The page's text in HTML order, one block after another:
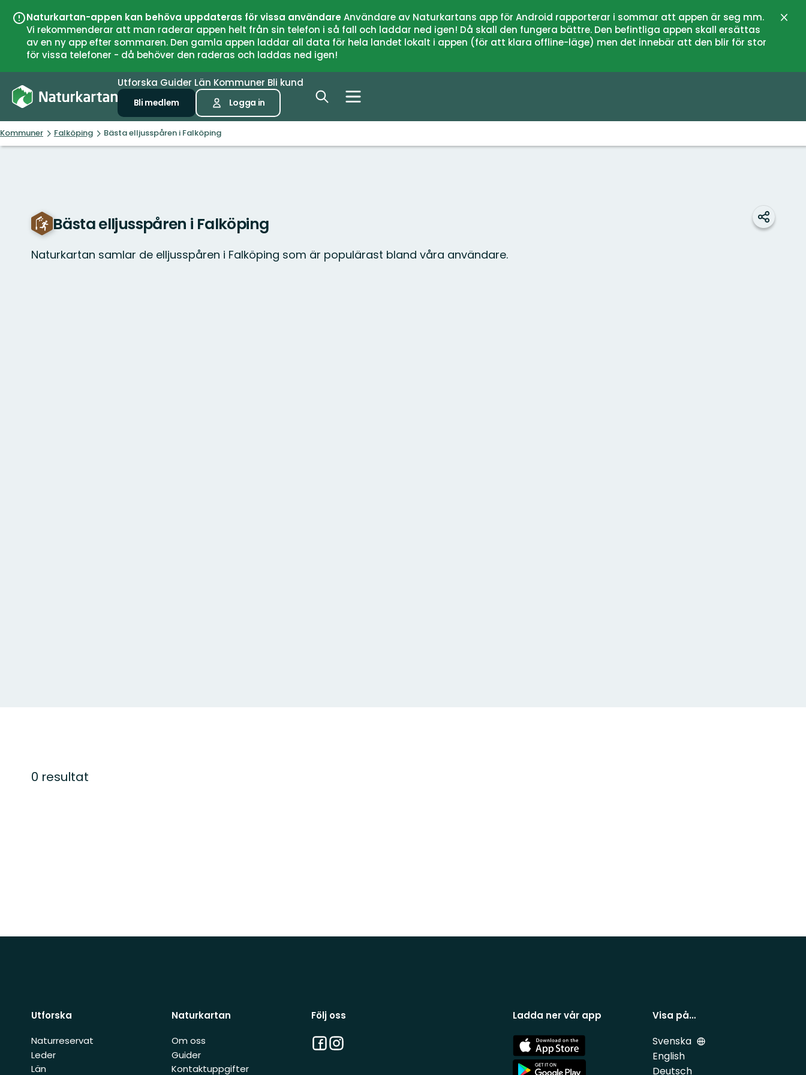
Naturkartan-appen kan behöva uppdateras för vissa användareAnvändare av Naturkartans app för Android rapporterar i sommar att appen är seg mm.
Vi rekommenderar att man raderar appen helt från sin telefon i så fall och laddar ned igen! Då skall den fungera bättre. Den befintliga appen skall ersättas
av en ny app efter sommaren. Den gamla appen laddar all data för hela landet lokalt i appen (för att klara offline-läge) men det innebär att den blir för stor
för vissa telefoner - då behöver den raderas och laddas ned igen!
Utforska Guider Län Kommuner Bli kund
Bli medlem Logga in
Kommuner Falköping Bästa elljusspåren i Falköping
Bästa elljusspåren i Falköping
Naturkartan samlar de elljusspåren i Falköping som är populärast bland våra användare.
Dela
0 resultat
Utforska
Naturreservat
Leder
Län
Naturkartan
Om oss
Guider
Kontaktuppgifter
Följ oss
Facebook
Instagram
Ladda ner vår app
App
Store
App
Visa på…
Svenska
English
Deutsch